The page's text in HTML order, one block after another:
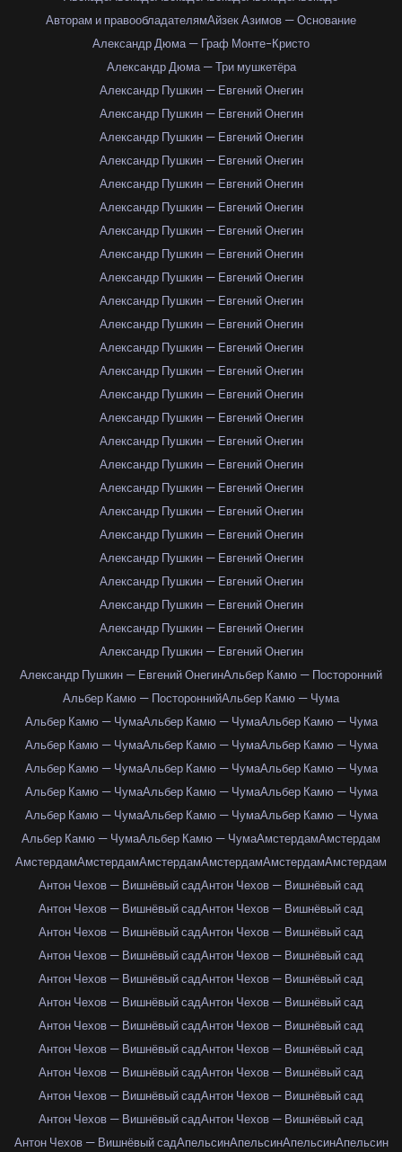
Авторам и правообладателямАйзек Азимов — Основание
Александр Дюма — Граф Монте-Кристо
Александр Дюма — Три мушкетёра
Александр Пушкин — Евгений Онегин
Александр Пушкин — Евгений Онегин
Александр Пушкин — Евгений Онегин
Александр Пушкин — Евгений Онегин
Александр Пушкин — Евгений Онегин
Александр Пушкин — Евгений Онегин
Александр Пушкин — Евгений Онегин
Александр Пушкин — Евгений Онегин
Александр Пушкин — Евгений Онегин
Александр Пушкин — Евгений Онегин
Александр Пушкин — Евгений Онегин
Александр Пушкин — Евгений Онегин
Александр Пушкин — Евгений Онегин
Александр Пушкин — Евгений Онегин
Александр Пушкин — Евгений Онегин
Александр Пушкин — Евгений Онегин
Александр Пушкин — Евгений Онегин
Александр Пушкин — Евгений Онегин
Александр Пушкин — Евгений Онегин
Александр Пушкин — Евгений Онегин
Александр Пушкин — Евгений Онегин
Александр Пушкин — Евгений Онегин
Александр Пушкин — Евгений Онегин
Александр Пушкин — Евгений Онегин
Александр Пушкин — Евгений Онегин
Александр Пушкин — Евгений ОнегинАльбер Камю — Посторонний
Альбер Камю — ПостороннийАльбер Камю — Чума
Альбер Камю — ЧумаАльбер Камю — ЧумаАльбер Камю — Чума
Альбер Камю — ЧумаАльбер Камю — ЧумаАльбер Камю — Чума
Альбер Камю — ЧумаАльбер Камю — ЧумаАльбер Камю — Чума
Альбер Камю — ЧумаАльбер Камю — ЧумаАльбер Камю — Чума
Альбер Камю — ЧумаАльбер Камю — ЧумаАльбер Камю — Чума
Альбер Камю — ЧумаАльбер Камю — ЧумаАмстердамАмстердам
АмстердамАмстердамАмстердамАмстердамАмстердамАмстердам
Антон Чехов — Вишнёвый садАнтон Чехов — Вишнёвый сад
Антон Чехов — Вишнёвый садАнтон Чехов — Вишнёвый сад
Антон Чехов — Вишнёвый садАнтон Чехов — Вишнёвый сад
Антон Чехов — Вишнёвый садАнтон Чехов — Вишнёвый сад
Антон Чехов — Вишнёвый садАнтон Чехов — Вишнёвый сад
Антон Чехов — Вишнёвый садАнтон Чехов — Вишнёвый сад
Антон Чехов — Вишнёвый садАнтон Чехов — Вишнёвый сад
Антон Чехов — Вишнёвый садАнтон Чехов — Вишнёвый сад
Антон Чехов — Вишнёвый садАнтон Чехов — Вишнёвый сад
Антон Чехов — Вишнёвый садАнтон Чехов — Вишнёвый сад
Антон Чехов — Вишнёвый садАнтон Чехов — Вишнёвый сад
Антон Чехов — Вишнёвый садАпельсинАпельсинАпельсинАпельсин